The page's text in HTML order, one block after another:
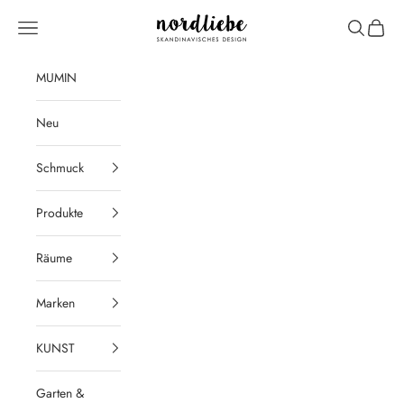
nordliebe
Menü Suchen
MUMIN
Neu
Schmuck
Produkte
Räume
Marken
KUNST
Garten &